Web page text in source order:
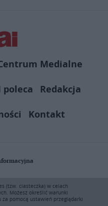
Medialne
poleca
Redakcja
Kontakt
Użytkownicy mogą pobierać
internetowego www.ekai.pl
(tzw. ciasteczka) w celach
Możesz określić warunki
pomocą ustawień przeglądarki